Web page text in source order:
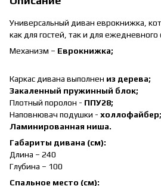
Универсальный диван еврокнижка,
как для гостей, так и для ежедневного
Механизм – Еврокнижка;
Каркас дивана выполнен из дерева;
Закаленный пружинный блок;
Плотный поролон - ППУ28;
Наповнювач подушки - холлофайбер;
Ламинированная ниша.
Габариты дивана (см):
Длина – 240
Глубина – 100
Спальное место (см):